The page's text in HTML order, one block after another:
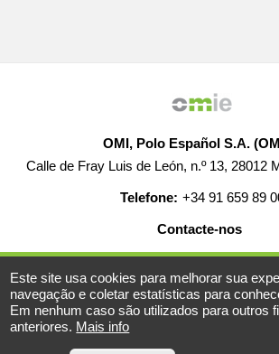
OMI, Polo Español S.A.
Calle de Fray Luis de León, n.º 13, 28012
Telefone: +34 91 659 89
Contacte-nos
© 2019-2026 - Todos os direitos
AJUDA EMPREGO MAPA WEB
Este site usa cookies para melhorar sua
navegação e coletar estatísticas para
Em nenhum caso são utilizados para outros
anteriores. Mais info